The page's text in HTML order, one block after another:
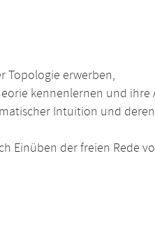
Topologie erwerben,
kennenlernen und
Intuition und
Einüben der freien Rede